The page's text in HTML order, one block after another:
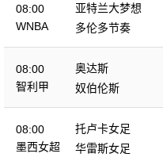
08:00
WNBA
亚特兰大梦想
多伦多节奏
08:00
智利甲
奥达斯
奴伯伦斯
08:00
墨西女超
托卢卡女足
华雷斯女足